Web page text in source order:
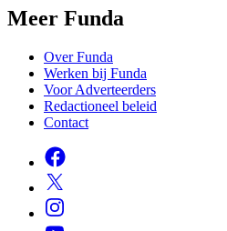
Meer Funda
Over Funda
Werken bij Funda
Voor Adverteerders
Redactioneel beleid
Contact